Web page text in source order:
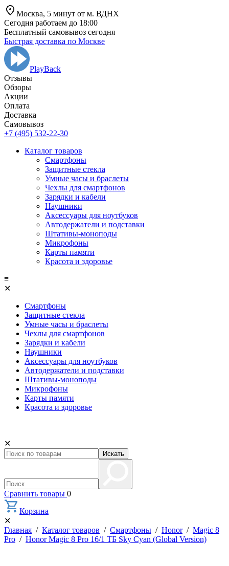
Москва, 5 минут от м. ВДНХ
Сегодня работаем до 18:00
Бесплатный самовывоз сегодня
Быстрая доставка по Москве
PlayBack
Отзывы
Обзоры
Aкции
Оплата
Доставка
Самовывоз
+7 (495) 532-22-30
Каталог товаров
Смартфоны
Защитные стекла
Умные часы и браслеты
Чехлы для смартфонов
Зарядки и кабели
Наушники
Аксессуары для ноутбуков
Автодержатели и подставки
Штативы-моноподы
Микрофоны
Карты памяти
Красота и здоровье
≡
✕
Смартфоны
Защитные стекла
Умные часы и браслеты
Чехлы для смартфонов
Зарядки и кабели
Наушники
Аксессуары для ноутбуков
Автодержатели и подставки
Штативы-моноподы
Микрофоны
Карты памяти
Красота и здоровье
✕
Искать
Сравнить товары 0
Корзина
✕
Главная / Каталог товаров / Смартфоны / Honor/ Magic 8
Pro / Honor Magic 8 Pro 16/1 ТБ Sky Cyan (Global Version)